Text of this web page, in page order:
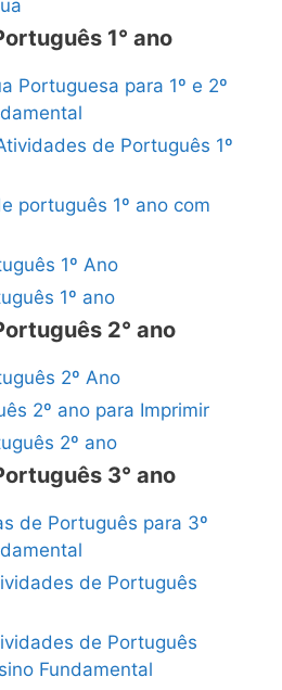
1° ano
Portuguesa para 1º e 2º
de Português 1º
português 1º ano com
1º Ano
1º ano
2° ano
2º Ano
2º ano para Imprimir
2º ano
3° ano
de Português para 3º
de Português
de Português
Fundamental